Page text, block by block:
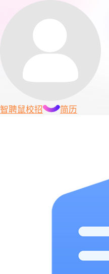
智聘鼠校招 简历